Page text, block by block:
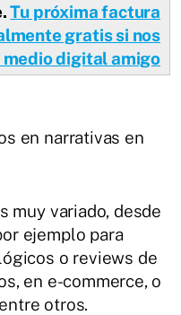
Tu próxima factura
gratis si nos
medio digital amigo
en narrativas en
muy variado, desde
ejemplo para
o reviews de
en e-commerce, o
otros.